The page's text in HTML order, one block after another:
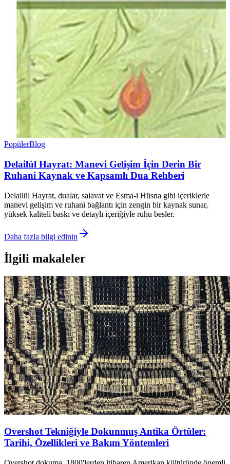
PopülerBlog
Delailül Hayrat: Manevi Gelişim İçin Derin Bir
Ruhani Kaynak ve Kapsamlı Dua Rehberi
Delailül Hayrat, dualar, salavat ve Esma-i Hüsna gibi içeriklerle
manevi gelişim ve ruhani bağlantı için zengin bir kaynak sunar,
yüksek kaliteli baskı ve detaylı içeriğiyle ruhu besler.
Daha fazla bilgi edinin
İlgili makaleler
Overshot Tekniğiyle Dokunmuş Antika Örtüler:
Tarihi, Özellikleri ve Bakım Yöntemleri